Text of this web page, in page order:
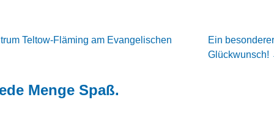
Teltow-Fläming am Evangelischen
Ein
Glückwunsch!
Menge Spaß.